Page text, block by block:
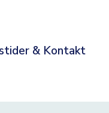
& Kontakt